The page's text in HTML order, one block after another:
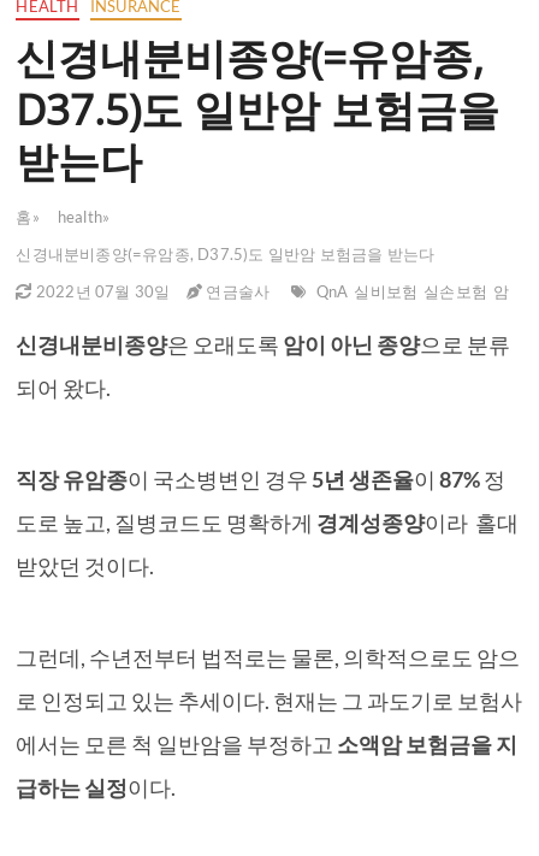
HEALTH INSURANCE
신경내분비종양(=유암종,
D37.5)도 일반암 보험금을
받는다
홈» health»
신경내분비종양(=유암종, D37.5)도 일반암 보험금을 받는다
2022년 07월 30일
연금술사 QnA 실비보험 실손보험 암
신경내분비종양은 오래도록 암이 아닌 종양으로 분류
되어 왔다.
직장 유암종이 국소병변인 경우 5년 생존율이87%정
도로 높고, 질병코드도 명확하게 경계성종양이라 홀대
받았던 것이다.
그런데, 수년전부터 법적로는 물론, 의학적으로도 암으
로 인정되고 있는 추세이다. 현재는 그 과도기로 보험사
에서는 모른 척 일반암을 부정하고 소액암 보험금을 지
급하는 실정이다.